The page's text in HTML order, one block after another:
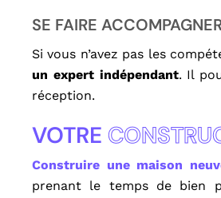
SE FAIRE
Si vous n’avez pas les
un expert indépendant. Il
réception.
VOTRE
Construire une maison
prenant le temps de bien